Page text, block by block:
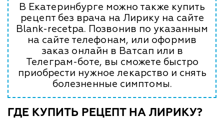
В Екатеринбурге можно также купить
рецепт без врача на Лирику на сайте
Blank-recetpa. Позвонив по указанным
на сайте телефонам, или оформив
заказ онлайн в Ватсап или в
Телеграм-боте, вы сможете быстро
приобрести нужное лекарство и снять
болезненные симптомы.
ГДЕ КУПИТЬ РЕЦЕПТ НА ЛИРИКУ?